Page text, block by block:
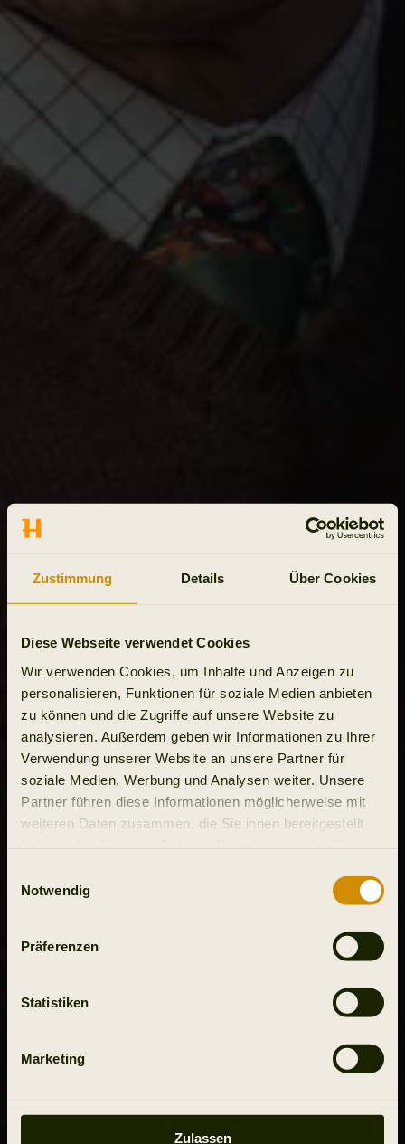
Zustimmung Details Über Cookies
Diese Webseite verwendet Cookies
Wir verwenden Cookies, um Inhalte und Anzeigen zu
personalisieren, Funktionen für soziale Medien anbieten
zu können und die Zugriffe auf unsere Website zu
analysieren. Außerdem geben wir Informationen zu Ihrer
Verwendung unserer Website an unsere Partner für
soziale Medien, Werbung und Analysen weiter. Unsere
Partner führen diese Informationen möglicherweise mit
weiteren Daten zusammen, die Sie ihnen bereitgestellt
Notwendig
Präferenzen
Statistiken
Marketing
Zulassen